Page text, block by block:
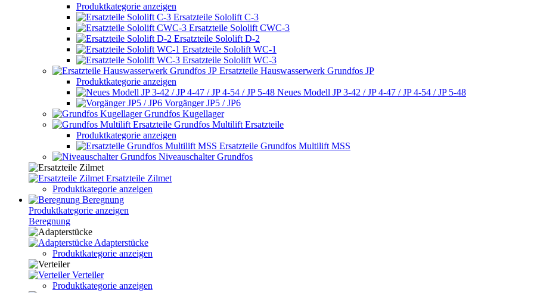
Produktkategorie anzeigen
Ersatzteile Sololift C-3
Ersatzteile Sololift CWC-3
Ersatzteile Sololift D-2
Ersatzteile Sololift WC-1
Ersatzteile Sololift WC-3
Ersatzteile Hauswasserwerk Grundfos JP
Produktkategorie anzeigen
Neues Modell JP 3-42 / JP 4-47 / JP 4-54 / JP 5-48
Vorgänger JP5 / JP6
Grundfos Kugellager
Grundfos Multilift Ersatzteile
Produktkategorie anzeigen
Ersatzteile Grundfos Multilift MSS
Niveauschalter Grundfos
Ersatzteile Zilmet
Produktkategorie anzeigen
Beregnung
Produktkategorie anzeigen
Beregnung
Adapterstücke
Produktkategorie anzeigen
Verteiler
Produktkategorie anzeigen